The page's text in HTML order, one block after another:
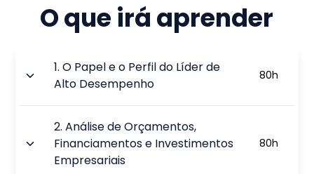
O que irá aprender
1.O Papel e o Perfil do Líder de
Alto Desempenho
80h
2.Análise de Orçamentos,
Financiamentos e Investimentos
Empresariais
80h